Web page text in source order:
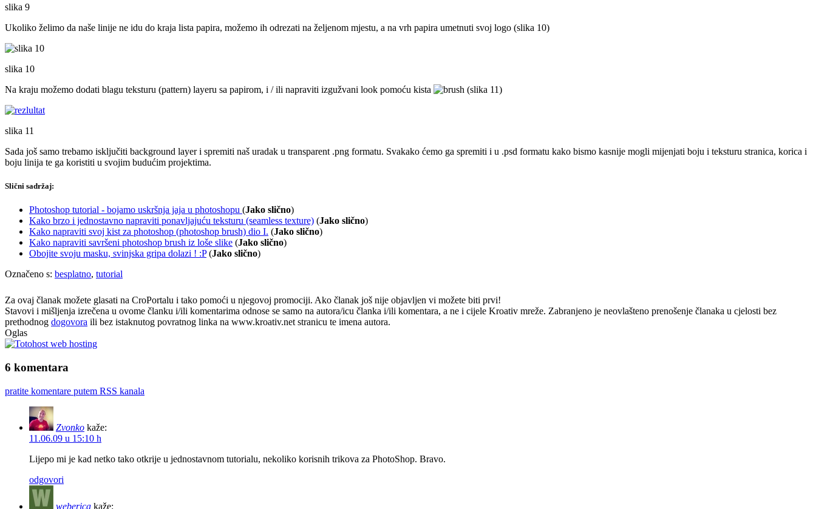
slika 9
Ukoliko želimo da naše linije ne idu do kraja lista papira, možemo ih odrezati na željenom mjestu, a na vrh papira umetnuti svoj logo (slika 10)
slika 10
Na kraju možemo dodati blagu teksturu (pattern) layeru sa papirom, i / ili napraviti izgužvani look pomoću kista
(slika 11)
slika 11
Sada još samo trebamo isključiti background layer i spremiti naš uradak u transparent .png formatu. Svakako ćemo ga spremiti i u .psd formatu kako bismo kasnije mogli mijenjati boju i teksturu stranica, korica i
boju linija te ga koristiti u svojim budućim projektima.
Slični sadržaj:
Photoshop tutorial - bojamo uskršnja jaja u photoshopu (Jako slično)
Kako brzo i jednostavno napraviti ponavljajuću teksturu (seamless texture) (Jako slično)
Kako napraviti svoj kist za photoshop (photoshop brush) dio I. (Jako slično)
Kako napraviti savršeni photoshop brush iz loše slike (Jako slično)
Obojite svoju masku, svinjska gripa dolazi ! :P(Jako slično)
Označeno s: besplatno, tutorial
Za ovaj članak možete glasati na CroPortalu i tako pomoći u njegovoj promociji. Ako članak još nije objavljen vi možete biti prvi!
Stavovi i mišljenja izrečena u ovome članku i/ili komentarima odnose se samo na autora/icu članka i/ili komentara, a ne i cijele Kroativ mreže. Zabranjeno je neovlašteno prenošenje članaka u cjelosti bez
prethodnog dogovora ili bez istaknutog povratnog linka na www.kroativ.net stranicu te imena autora.
Oglas
6 komentara
pratite komentare putem RSS kanala
Zvonko kaže:
11.06.09 u 15:10 h
Lijepo mi je kad netko tako otkrije u jednostavnom tutorialu, nekoliko korisnih trikova za PhotoShop. Bravo.
odgovori
weberica kaže: